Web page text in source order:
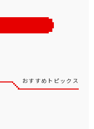
おすすめトピックス